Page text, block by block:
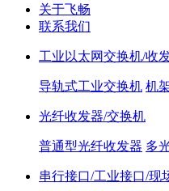
关于飞畅
联系我们
工业以太网交换机/收
导轨式工业交换机 机
光纤收发器/交换机
普通型光纤收发器 多
串行接口/工业接口/现